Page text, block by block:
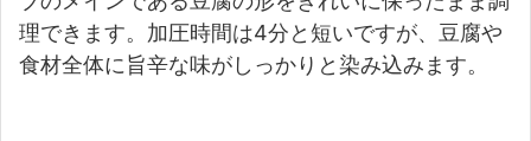
理できます。加圧時間は4分と短いですが、豆腐や
食材全体に旨辛な味がしっかりと染み込みます。